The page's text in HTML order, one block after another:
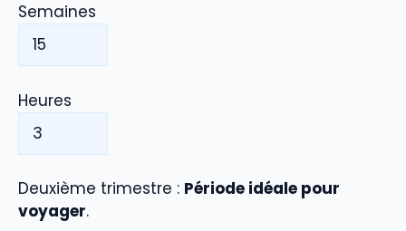
Semaines
Heures
Deuxième trimestre : Période idéale pour
voyager.